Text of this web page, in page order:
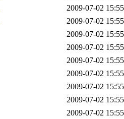
2009-07-02 15:55
2009-07-02 15:55
2009-07-02 15:55
2009-07-02 15:55
2009-07-02 15:55
2009-07-02 15:55
2009-07-02 15:55
2009-07-02 15:55
2009-07-02 15:55